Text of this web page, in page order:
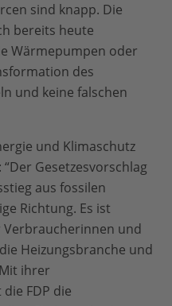
sind knapp. Die
bereits heute
Wärmepumpen oder
des
und keine falschen
und Klimaschutz
Gesetzesvorschlag
aus fossilen
Richtung. Es ist
und
Heizungsbranche und
ihrer
FDP die